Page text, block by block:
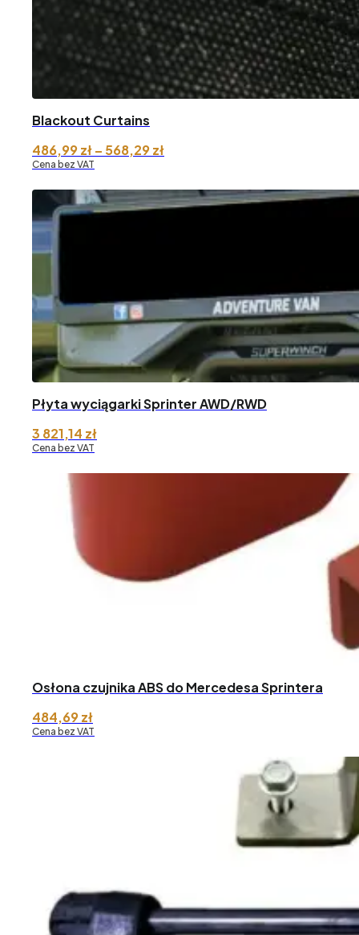
Blackout Curtains
486,99zł– 568,29złZakres
do 568,29 zł
Cena bez VAT
Płyta wyciągarki Sprinter AWD/RWD
3 821,14 zł
Cena bez VAT
Osłona czujnika ABS do Mercedesa Sprintera
484,69zł
Cena bez VAT